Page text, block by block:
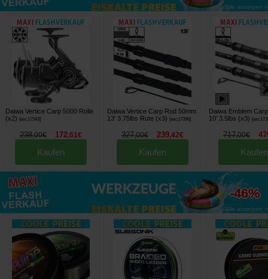
Alle anzeigen »
Daiwa Vertice Carp 5000 Rolle
(x2)
[esc17543]
238,00€ 172,61€
Kaufen
Daiwa Vertice Carp Rod 50mm
13' 3.75lbs Rute (x3)
[esc17398]
327,00€ 239,42€
Kaufen
Daiwa Emblem
10' 3.5lbs (x3)
[
717,00€
Kaufen
bis zu
-46%
Alle anzeigen »